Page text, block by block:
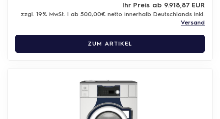
Ihr Preis ab 9.918,87 EUR
zzgl. 19% MwSt. | ab 500,00€ netto innerhalb Deutschlands inkl.
Versand
ZUM ARTIKEL